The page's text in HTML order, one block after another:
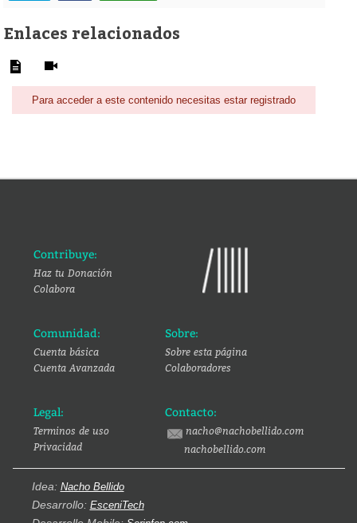
Enlaces relacionados
Para acceder a este contenido necesitas estar registrado
Contribuye:
Haz tu Donación
Colabora
Comunidad:
Cuenta básica
Cuenta Avanzada
Sobre:
Sobre esta página
Colaboradores
Legal:
Terminos de uso
Privacidad
Contacto:
nacho@nachobellido.com
nachobellido.com
Idea: Nacho Bellido
Desarrollo: EsceniTech